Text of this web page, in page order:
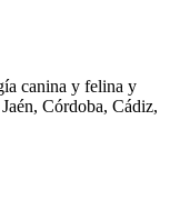
canina y felina y
Córdoba, Cádiz,